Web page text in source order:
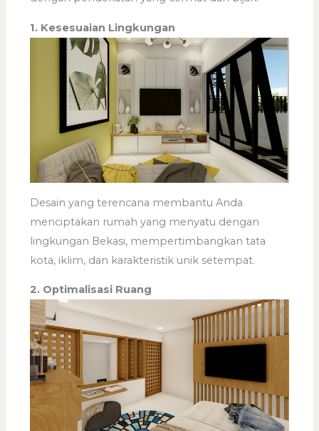
1. Kesesuaian Lingkungan
Desain yang terencana membantu Anda
menciptakan rumah yang menyatu dengan
lingkungan Bekasi, mempertimbangkan tata
kota, iklim, dan karakteristik unik setempat.
2. Optimalisasi Ruang